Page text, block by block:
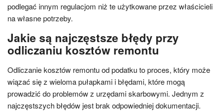
podlegać innym regulacjom niż te użytkowane przez właścicieli
na własne potrzeby.
Jakie są najczęstsze błędy przy
odliczaniu kosztów remontu
Odliczanie kosztów remontu od podatku to proces, który może
wiązać się z wieloma pułapkami i błędami, które mogą
prowadzić do problemów z urzędami skarbowymi. Jednym z
najczęstszych błędów jest brak odpowiedniej dokumentacji.